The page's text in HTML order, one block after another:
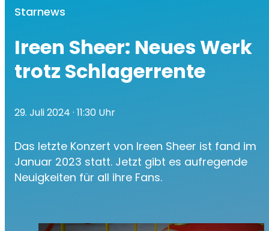
Starnews
Ireen Sheer: Neues Werk
trotz Schlagerrente
29. Juli 2024 · 11:30 Uhr
Das letzte Konzert von Ireen Sheer ist fand im
Januar 2023 statt. Jetzt gibt es aufregende
Neuigkeiten für all ihre Fans.